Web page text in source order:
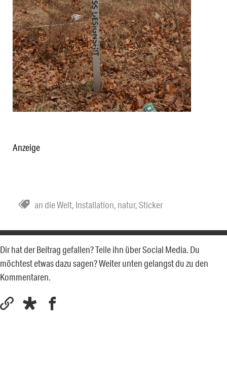
Anzeige
an die Welt, Installation, natur,Sticker
Dir hat der Beitrag gefallen? Teile ihn über Social Media. Du
möchtest etwas dazu sagen? Weiter unten gelangst du zu den
Kommentaren.